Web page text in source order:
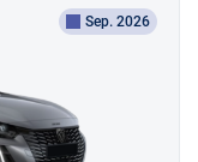
Sep. 2026